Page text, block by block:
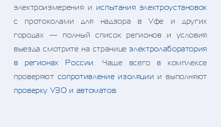
электроизмерения и испытания электроустановок
с протоколами для надзора в Уфе и других
городах — полный список регионов и условия
выезда смотрите на страницеэлектролаборатория
в регионах России. Чаще всего в комплексе
проверяют сопротивление изоляции и выполняют
проверку УЗО и автоматов.